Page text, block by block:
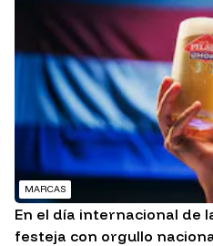
MARCAS
En el día internacional de
festeja con orgullo